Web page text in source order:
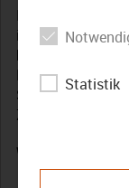
In der Mai-
informieren wir
besuchten wir
Frensdorf
Zeit: Tradition –
Weitere Themen
Statistik